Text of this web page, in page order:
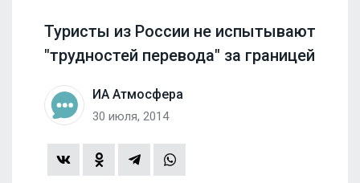
Туристы из России не испытывают
"трудностей перевода" за границей
ИА Атмосфера
30 июля, 2014